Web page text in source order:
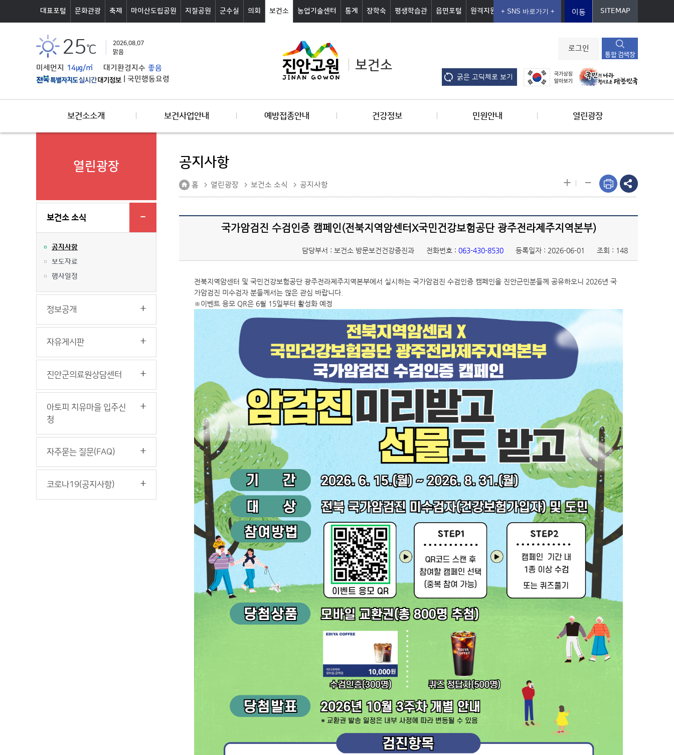
대표포털 문화관광 축제 마이산도립공원 지질공원 군수실 의회 보건소 농업기술센터 통계 장학숙 평생학습관 읍면포털 원격지원 이동 SITEMAP
25℃
2026.08.07
맑음
미세먼지 14㎍/㎥ 대기환경지수 좋음
국민행동요령
보건소
로그인
통합 검색창
굵은 고딕체로 보기
보건소소개 보건사업안내 예방접종안내 건강정보 민원안내 열린광장
열린광장
보건소 소식
공지사항
보도자료
행사일정
정보공개
자유게시판
진안군의료원상담센터
아토피 치유마을 입주신
청
자주묻는 질문(FAQ)
코로나19(공지사항)
공지사항
홈 열린광장 보건소 소식 공지사항 + -
국가암검진 수검인증 캠페인(전북지역암센터X국민건강보험공단 광주전라제주지역본부)
담당부서 : 보건소 방문보건건강증진과 전화번호 : 063-430-8530 등록일자 : 2026-06-01 조회 : 148
전북지역암센터 및 국민건강보험공단 광주전라제주지역본부에서 실시하는 국가암검진 수검인증 캠페인을 진안군민분들께 공유하오니 2026년 국
가암검진 미수검자 분들께서는 많은 관심 바랍니다.
※이벤트 응모 QR은 6월 15일부터 활성화 예정